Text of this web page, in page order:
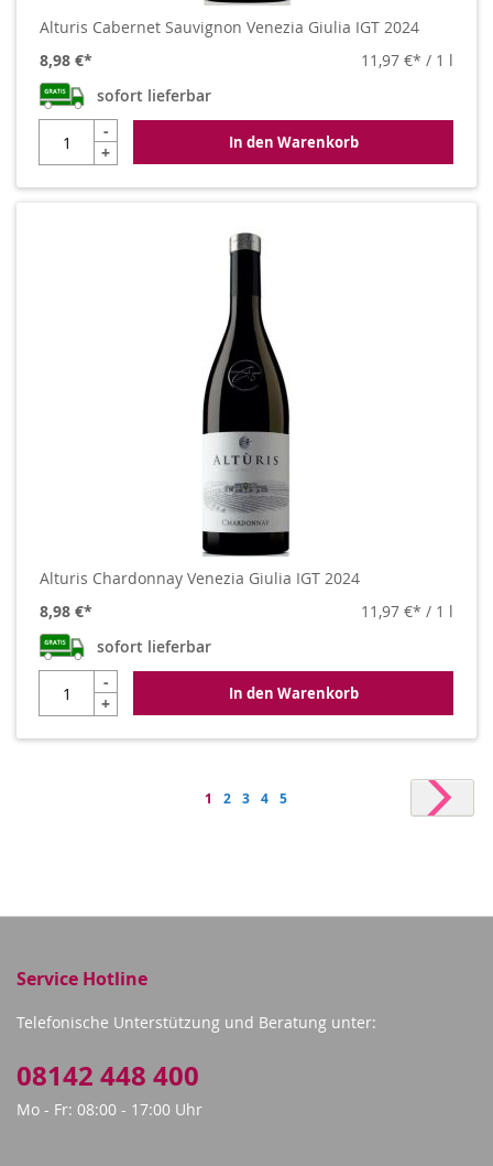
Alturis Cabernet Sauvignon Venezia Giulia IGT 2024
8,98 €
11,97 €
/ 1 l
sofort lieferbar
-
+
In den Warenkorb
Alturis Chardonnay Venezia Giulia IGT 2024
8,98 €
11,97 €
/ 1 l
sofort lieferbar
-
+
In den Warenkorb
Seite
You're
1 Seite
2 Seite
3 Seite
4 Seite
5
Service Hotline
Telefonische Unterstützung und Beratung unter:
08142 448 400
Mo - Fr: 08:00 - 17:00 Uhr